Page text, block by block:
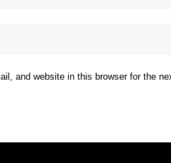
and website in this browser for the